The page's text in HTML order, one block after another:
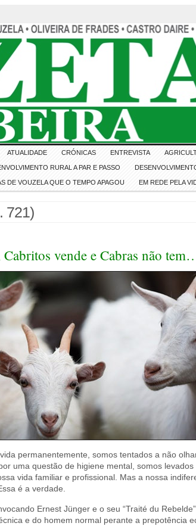
ATUALIDADE CRÓNICAS ENTREVISTA
RURAL A PAR E PASSO
DE VOUZELA QUE O TEMPO APAGOU EM REDE PELA
721)
Cabritos vende e Cabras não
permanentemente, somos tentados a não
uma questão de higiene mental, somos
vida familiar e profissional. Mas a nossa
é a verdade.
Ernest Jünger e o seu “Traité du
e do homem normal perante a prepotência